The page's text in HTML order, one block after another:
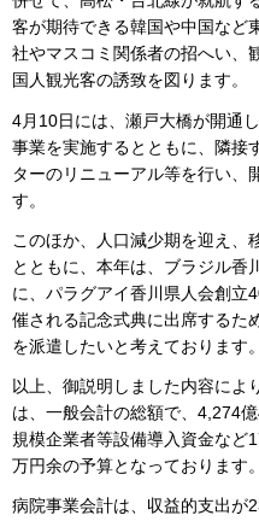
客が期待できる韓国や中国など
社やマスコミ関係者の招へい、
国人観光客の誘致を図ります。
4月10日には、瀬戸大橋が開通
事業を実施するとともに、隣接
ターのリニューアル等を行い、
す。
このほか、人口減少期を迎え、
とともに、本年は、ブラジル香
に、パラグアイ香川県人会創立
催される記念式典に出席するた
を派遣したいと考えております。
以上、御説明しました内容によ
は、一般会計の総額で、4,274
規模企業者等設備導入資金など
万円余の予算となっております。
病院事業会計は、収益的支出が